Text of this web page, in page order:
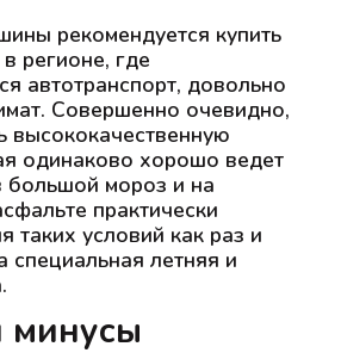
рекомендуется купить
регионе, где
автотранспорт, довольно
Совершенно очевидно,
высококачественную
одинаково хорошо ведет
большой мороз и на
практически
таких условий как раз и
специальная летняя и